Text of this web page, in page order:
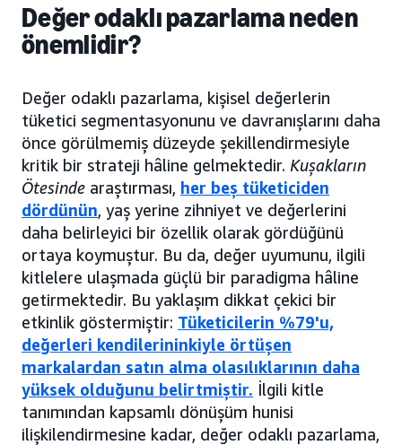
Değer odaklı pazarlama neden
önemlidir?
Değer odaklı pazarlama, kişisel değerlerin
tüketici segmentasyonunu ve davranışlarını daha
önce görülmemiş düzeyde şekillendirmesiyle
kritik bir strateji hâline gelmektedir. Kuşakların
Ötesinde araştırması, her beş tüketiciden
dördünün, yaş yerine zihniyet ve değerlerini
daha belirleyici bir özellik olarak gördüğünü
ortaya koymuştur. Bu da, değer uyumunu, ilgili
kitlelere ulaşmada güçlü bir paradigma hâline
getirmektedir. Bu yaklaşım dikkat çekici bir
etkinlik göstermiştir: Tüketicilerin %79'u,
değerleri kendilerininkiyle örtüşen
markalardan satın alma olasılıklarının daha
yüksek olduğunu belirtmiştir. İlgili kitle
tanımından kapsamlı dönüşüm hunisi
ilişkilendirmesine kadar, değer odaklı pazarlama,